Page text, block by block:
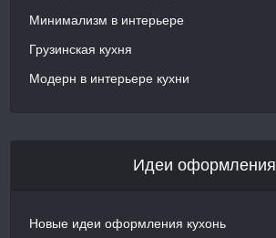
Минимализм в интерьере
Грузинская кухня
Модерн в интерьере кухни
Идеи оформления
Новые идеи оформления кухонь